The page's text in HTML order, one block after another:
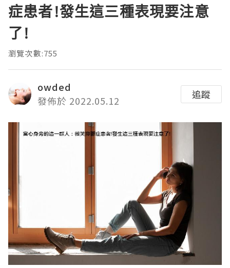
症患者!發生這三種表現要注意
了!
瀏覽次數:755
owded
發佈於 2022.05.12
追蹤